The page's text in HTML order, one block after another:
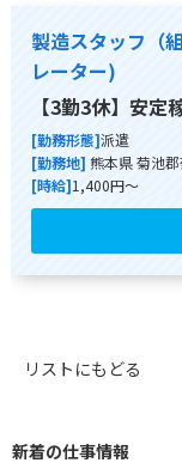
製造スタッフ（
レーター)
【3勤3休】安
[勤務形態]派遣
[勤務地] 熊本県 菊池
[時給]1,400円～
リストにもどる
新着の仕事情報